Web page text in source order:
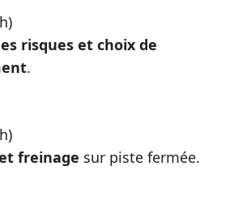
risques et choix de
.
freinage sur piste fermée.